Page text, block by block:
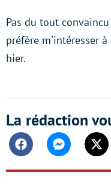
Pas du tout
préfère m'intéresser
hier.
La rédaction
FacebookMessenger